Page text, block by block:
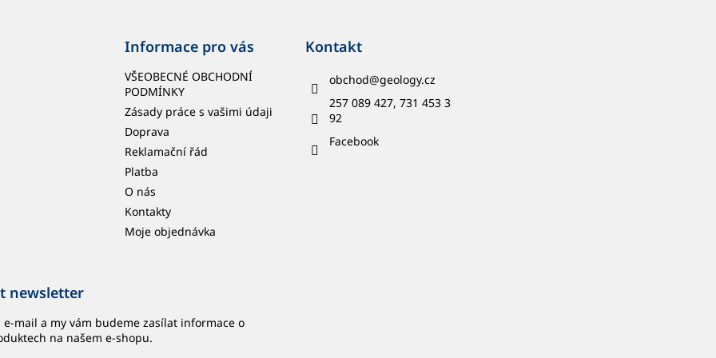
Informace pro vás
VŠEOBECNÉ OBCHODNÍ
PODMÍNKY
Zásady práce s vašimi údaji
Doprava
Reklamační řád
Platba
O nás
Kontakty
Moje objednávka
Kontakt
obchod@geology.cz
257 089 427, 731 453 3
92
Facebook
newsletter
e-mail a my vám budeme zasílat informace o
na našem e-shopu.